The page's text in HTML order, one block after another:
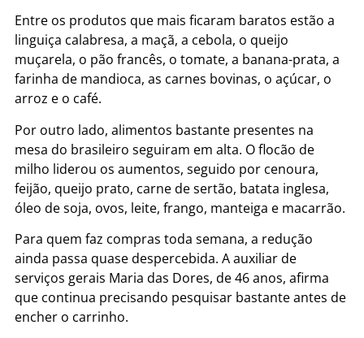
Entre os produtos que mais ficaram baratos estão a
linguiça calabresa, a maçã, a cebola, o queijo
muçarela, o pão francês, o tomate, a banana-prata, a
farinha de mandioca, as carnes bovinas, o açúcar, o
arroz e o café.
Por outro lado, alimentos bastante presentes na
mesa do brasileiro seguiram em alta. O flocão de
milho liderou os aumentos, seguido por cenoura,
feijão, queijo prato, carne de sertão, batata inglesa,
óleo de soja, ovos, leite, frango, manteiga e macarrão.
Para quem faz compras toda semana, a redução
ainda passa quase despercebida. A auxiliar de
serviços gerais Maria das Dores, de 46 anos, afirma
que continua precisando pesquisar bastante antes de
encher o carrinho.